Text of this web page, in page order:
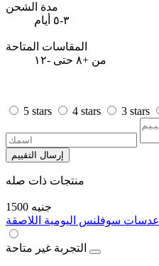
مدة الشحن
٣-٥ أيام
المقاسات المتاحة
من +٨ حتى -١٢
5 stars 4 stars 3 stars
إرسال التقييم
منتجات ذات صله
1500 جنيه
عدسات سوفلنس اليومية اللاصقة
التجربة غير متاحة